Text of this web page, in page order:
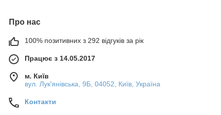
Про нас
100% позитивних з 292 відгуків за рік
Працює з 14.05.2017
м. Київ
вул. Лук'янівська, 9Б, 04052, Київ, Україна
Контакти